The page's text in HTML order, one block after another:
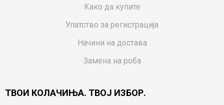
Како да купите
Упатство за регистрација
Начини на достава
Замена на роба
Ваучери
ТВОИ КОЛАЧИЊА. ТВОЈ ИЗБОР.